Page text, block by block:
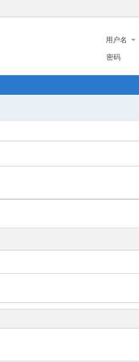
用户名
密码